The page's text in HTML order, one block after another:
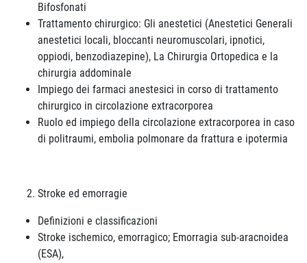
Bifosfonati
Trattamento chirurgico: Gli anestetici (Anestetici Generali
anestetici locali, bloccanti neuromuscolari, ipnotici,
oppiodi, benzodiazepine), La Chirurgia Ortopedica e la
chirurgia addominale
Impiego dei farmaci anestesici in corso di trattamento
chirurgico in circolazione extracorporea
Ruolo ed impiego della circolazione extracorporea in caso
di politraumi, embolia polmonare da frattura e ipotermia
Stroke ed emorragie
Definizioni e classificazioni
Stroke ischemico, emorragico; Emorragia sub-aracnoidea
(ESA),